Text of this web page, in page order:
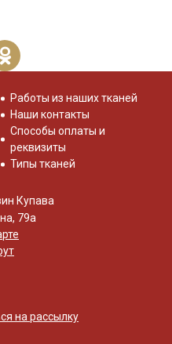
Работы из наших тканей
Наши контакты
Способы оплаты и
реквизиты
Типы тканей
Купава
79а
на рассылку